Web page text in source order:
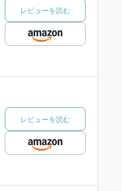
レビューを読む
レビューを読む